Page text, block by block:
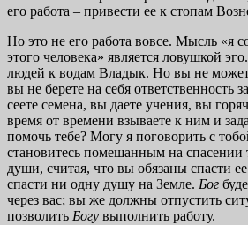
его работа – привести ее к стопам
Но это не его работа вовсе. Мысль «я
этого человека» является ловушкой
людей к водам Владык. Но вы не
вы не берете на себя ответственность
сеете семена, вы даете учения, вы
время от времени взываете к ним и
помочь тебе? Могу я поговорить с
становитесь помешанным на спасении
души, считая, что вы обязаны спасти
спасти ни одну душу на Земле. Бог
через вас; вы же должны отпустить
позволить Богу выполнить работу.